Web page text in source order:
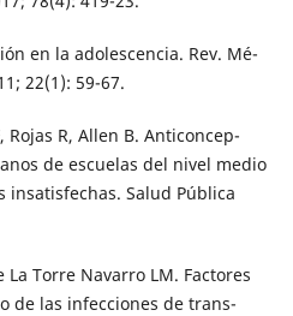
en la adolescencia. Rev. Mé-
22(1): 59-67.
Rojas R, Allen B. Anticoncep-
de escuelas del nivel medio
insatisfechas. Salud Pública
La Torre Navarro LM. Factores
de las infecciones de trans-